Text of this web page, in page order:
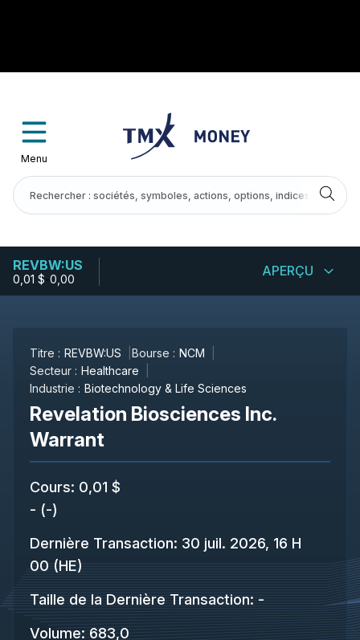
Menu
REVBW:US
0,01 $-0,00 APERÇU
Titre : REVBW:US Bourse : NCM
Secteur : Healthcare
Industrie : Biotechnology & Life Sciences
Revelation Biosciences Inc.
Warrant
Cours: 0,01 $
- (-)
Dernière Transaction: 30 juil. 2026, 16 H
00 (HE)
Taille de la Dernière Transaction: -
Volume: 683,0